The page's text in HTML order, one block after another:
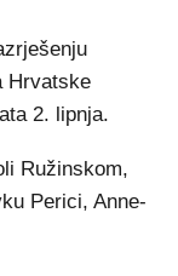
Hrvatske
2. lipnja.
Ružinskom,
Perici, Anne-